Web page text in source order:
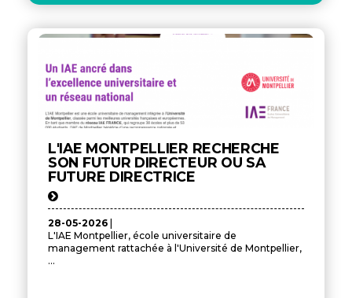
L'IAE MONTPELLIER RECHERCHE
SON FUTUR DIRECTEUR OU SA
FUTURE DIRECTRICE
28-05-2026
L'IAE Montpellier, école universitaire de
management rattachée à l'Université de Montpellier,
...